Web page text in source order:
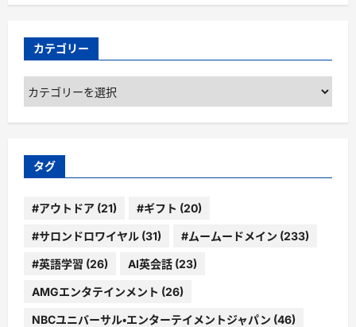
カテゴリー
カ
テ
ゴ
ー
タグ
#アウトドア (21) #ギフト (20)
#サロンドロワイヤル (31) #ムームードメイン (233)
#英語学習 (26) AI英会話 (23)
AMGエンタテインメント (26)
NBCユニバーサル・エンターテイメントジャパン (46)